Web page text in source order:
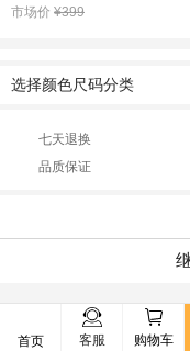
市场价 ¥399
选择颜色尺码分类
七天退换
品质保证
首页 客服 购物车